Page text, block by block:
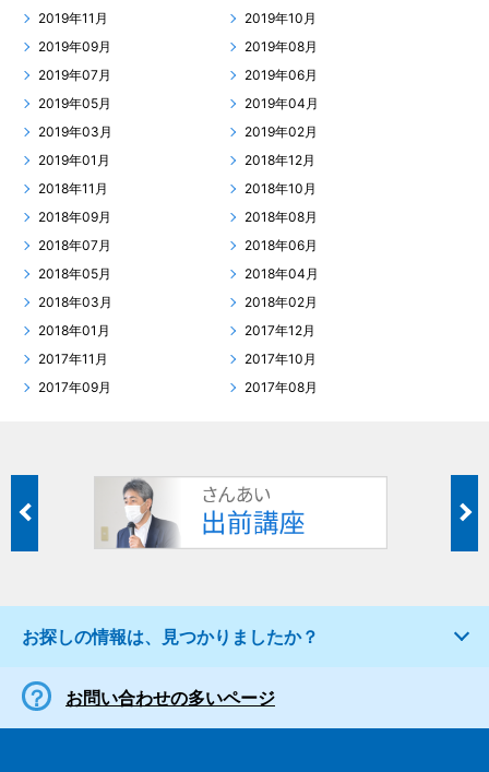
2019年11月
2019年10月
2019年09月
2019年08月
2019年07月
2019年06月
2019年05月
2019年04月
2019年03月
2019年02月
2019年01月
2018年12月
2018年11月
2018年10月
2018年09月
2018年08月
2018年07月
2018年06月
2018年05月
2018年04月
2018年03月
2018年02月
2018年01月
2017年12月
2017年11月
2017年10月
2017年09月
2017年08月
お探しの情報は、見つかりましたか？
お問い合わせの多いページ